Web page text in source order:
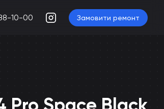
10-00 Замовити ремонт